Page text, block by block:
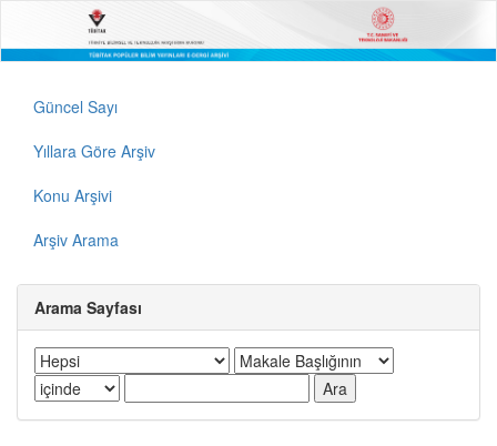
Güncel Sayı
Yıllara Göre Arşiv
Konu Arşivi
Arşiv Arama
Arama Sayfası